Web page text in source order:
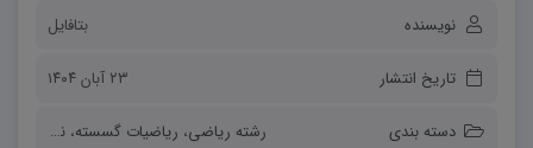
نویسنده بتافایل
تاریخ انتشار ۲۳ آبان ۱۴۰۴
دسته بندی رشته ریاضی، ریاضیات گسسته، نمونه سوالات